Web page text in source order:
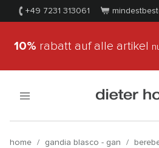
+49 7231 313061
10% rabatt auf alle artikel
home / gandia blasco - gan /